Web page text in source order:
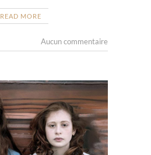
READ MORE
Aucun commentaire